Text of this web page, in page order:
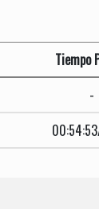
Tiempo
-